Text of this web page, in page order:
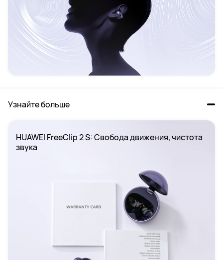
Узнайте больше
HUAWEI FreeClip 2 S: Свобода движения, чистота
звука